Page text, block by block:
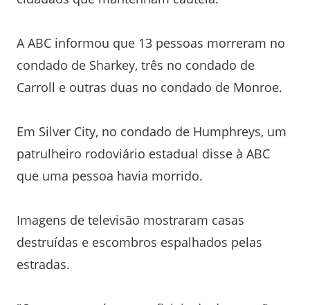
A ABC informou que 13 pessoas morreram no
condado de Sharkey, três no condado de
Carroll e outras duas no condado de Monroe.
Em Silver City, no condado de Humphreys, um
patrulheiro rodoviário estadual disse à ABC
que uma pessoa havia morrido.
Imagens de televisão mostraram casas
destruídas e escombros espalhados pelas
estradas.